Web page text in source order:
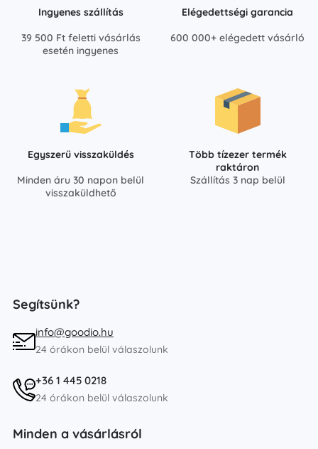
Ingyenes szállítás
39 500 Ft feletti vásárlás
esetén ingyenes
Elégedettségi garancia
600 000+ elégedett vásárló
Egyszerű visszaküldés
Minden áru 30 napon belül
visszaküldhető
Több tízezer termék
raktáron
Szállítás 3 nap belül
Segítsünk?
info@goodio.hu
24 órákon belül válaszolunk
+36 1 445 0218
24 órákon belül válaszolunk
Minden a vásárlásról